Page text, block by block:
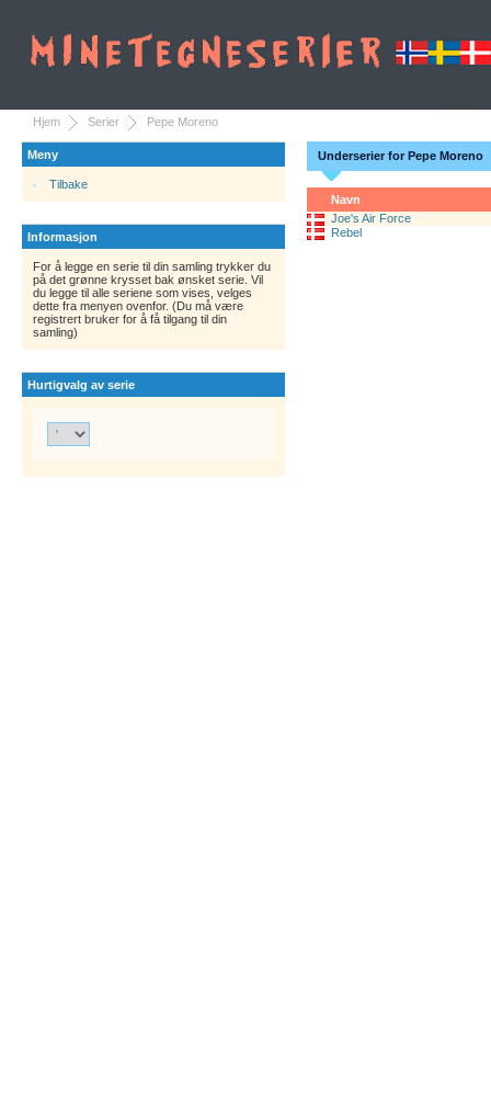
Hjem Serier Pepe Moreno
Meny
Tilbake
Informasjon
For å legge en serie til din samling trykker du
på det grønne krysset bak ønsket serie. Vil
du legge til alle seriene som vises, velges
dette fra menyen ovenfor. (Du må være
registrert bruker for å få tilgang til din
samling)
Hurtigvalg av serie
Underserier for Pepe Moreno
Navn
Joe's Air Force
Rebel